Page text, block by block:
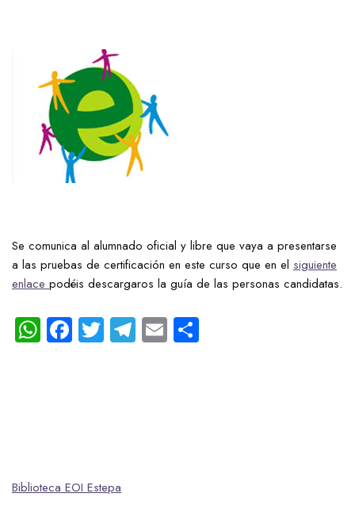
Se comunica al alumnado oficial y libre que vaya a presentarse
a las pruebas de certificación en este curso que en el siguiente
enlace podéis descargaros la guía de las personas candidatas.
W
ha
Fa
ce
T
wi
Te
le
E
m
Biblioteca EOI Estepa